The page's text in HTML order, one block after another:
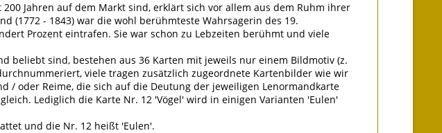
Jahren auf dem Markt sind, erklärt sich vor allem aus dem Ruhm ihrer
(1772 - 1843) war die wohl berühmteste Wahrsagerin des 19.
Prozent eintrafen. Sie war schon zu Lebzeiten berühmt und viele
beliebt sind, bestehen aus 36 Karten mit jeweils nur einem Bildmotiv (z.
viele tragen zusätzlich zugeordnete Kartenbilder wie wir
/ oder Reime, die sich auf die Deutung der jeweiligen Lenormandkarte
Lediglich die Karte Nr. 12 'Vögel' wird in einigen Varianten 'Eulen'
und die Nr. 12 heißt 'Eulen'.